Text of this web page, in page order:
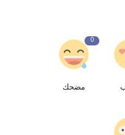
0
مضحك